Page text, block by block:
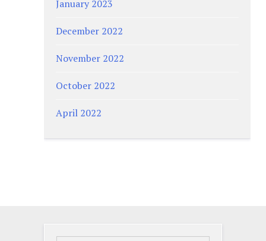
January 2023
December 2022
November 2022
October 2022
April 2022